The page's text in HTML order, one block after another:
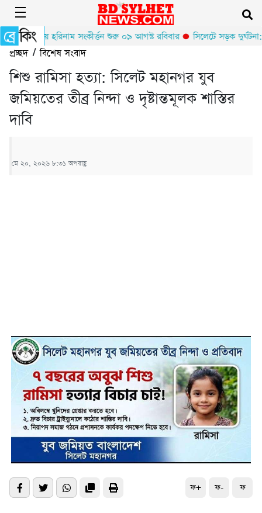
আখড়ায় হরিনাম সংকীর্ত্তন শুরু ০৯ আগস্ট রবিবার সিলেটে সড়ক দুর্ঘটনা:
প্রচ্ছদ/বিশেষ সংবাদ
শিশু রামিসা হত্যা: সিলেট মহানগর যুব
জমিয়তের তীব্র নিন্দা ও দৃষ্টান্তমূলক শাস্তির
দাবি
মে ২০, ২০২৬ ৮:৩১ অপরাহ্ণ
ফ+ ফ- ফ